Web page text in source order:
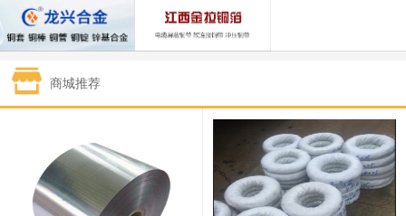
1#镍 129,550—130,750
1#白银 15,100—15,110 15,105 -70
钯金
331,000 -10,000
89,000—95,000 92,000 1,000
2#锑 85,000—91,000 88,000 1,000
商城推荐